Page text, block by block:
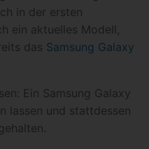
in der ersten
ein aktuelles Modell,
das Samsung Galaxy
Ein Samsung Galaxy
lassen und stattdessen